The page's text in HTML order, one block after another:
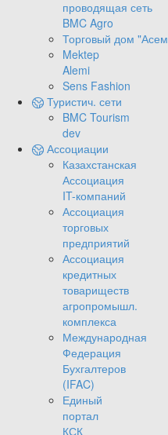
проводящая сеть
BMC Agro
Торговый дом
Mektep
Alemi
Sens Fashion
Туристич. сети
BMC Tourism
dev
Ассоциации
Казахстанская
Ассоциация
IT-компаний
Ассоциация
торговых
предприятий
Ассоциация
кредитных
товариществ
агропромышл.
комплекса
Международная
Федерация
Бухгалтеров
(IFAC)
Единый
портал
КСК